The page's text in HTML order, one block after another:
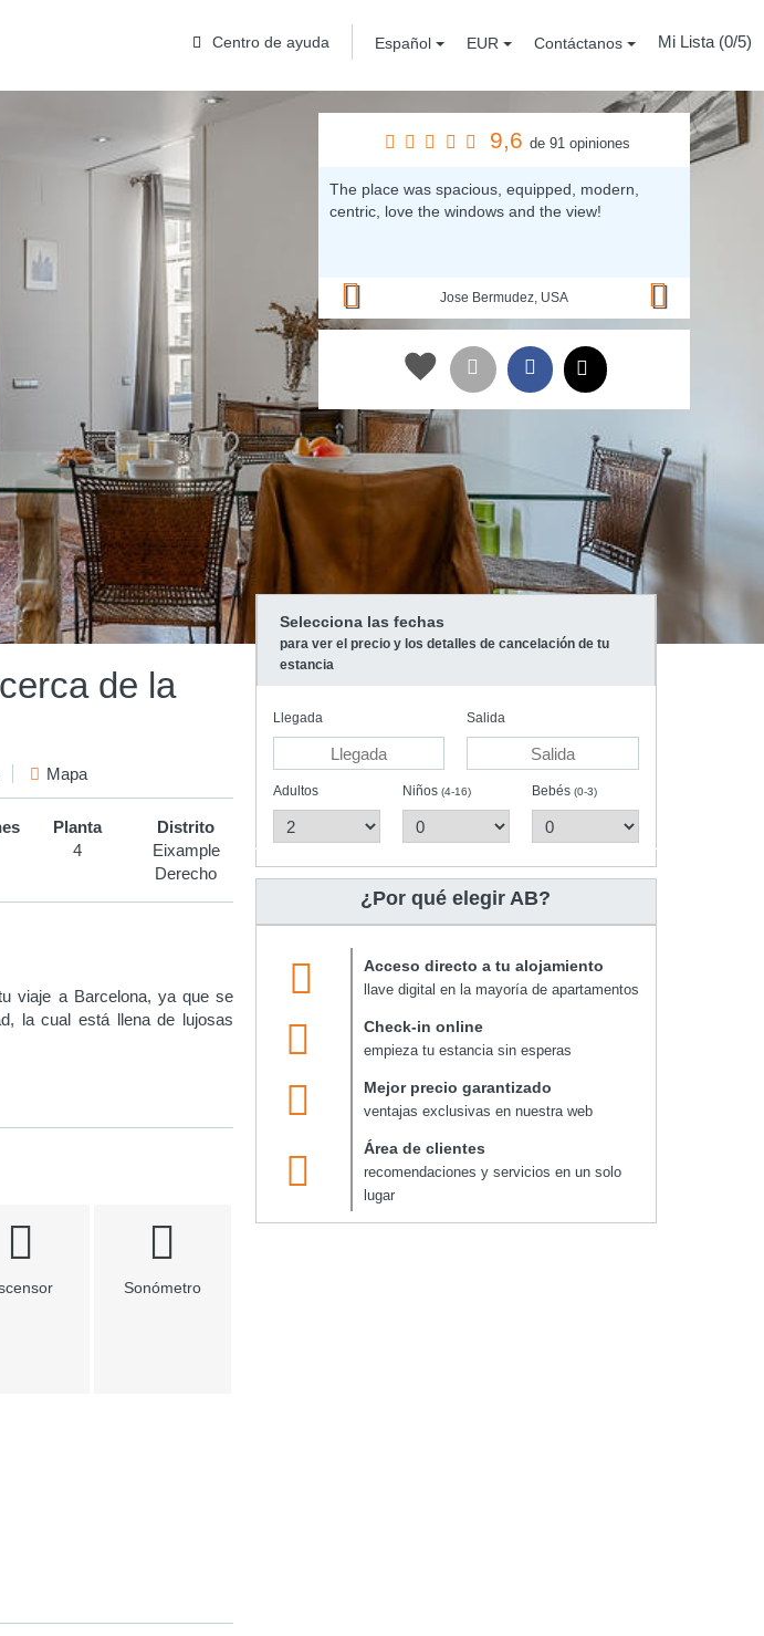
Centro de ayuda Español EUR Contáctanos Mi Lista (0/5)
9,6de 91 opiniones
The place was spacious, equipped, modern,
centric, love the windows and the view!
Jose Bermudez, USA
Previous
Selecciona las fechas
para ver el precio y los detalles de cancelación de tu
estancia
Llegada Salida
Adultos Niños(4-16) Bebés(0-3)
¿Por qué elegir AB?
Acceso directo a tu alojamiento
llave digital en la mayoría de apartamentos
Check-in online
empieza tu estancia sin esperas
Mejor precio garantizado
ventajas exclusivas en nuestra web
Área de clientes
recomendaciones y servicios en un solo
lugar
de la
Mapa
Planta
4
Distrito
Eixample
Derecho
viaje a Barcelona, ya que se
la cual está llena de lujosas
Sonómetro